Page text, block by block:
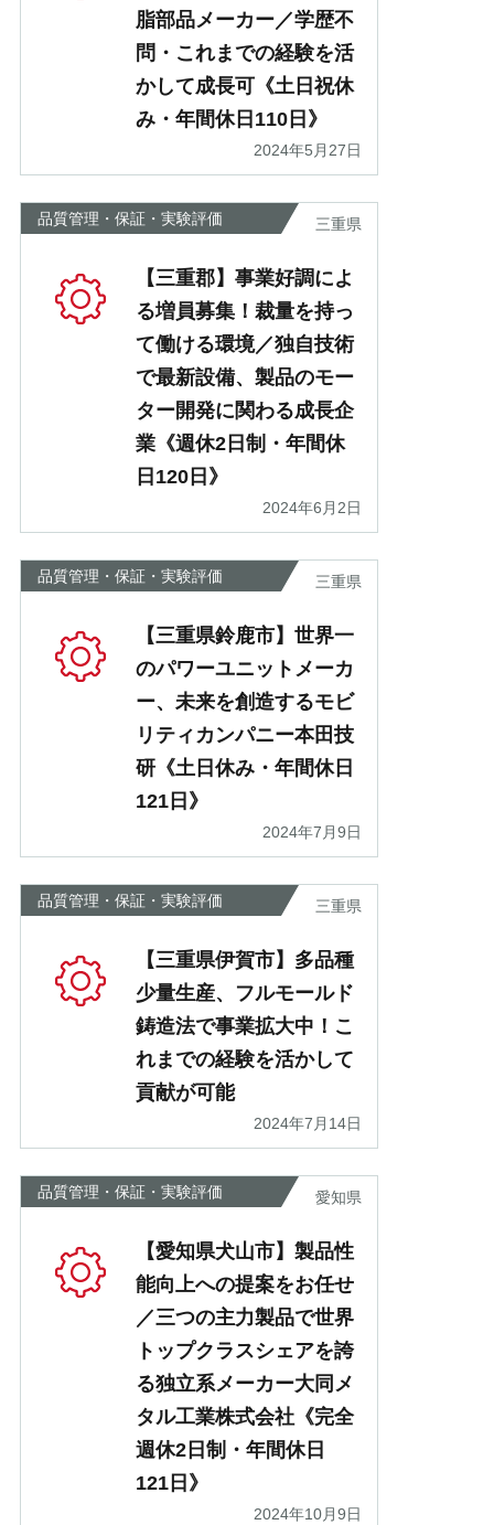
脂部品メーカー／学歴不
問・これまでの経験を活
かして成長可《土日祝休
み・年間休日110日》
2024年5月27日
品質管理・保証・実験評価 三重県
【三重郡】事業好調によ
る増員募集！裁量を持っ
て働ける環境／独自技術
で最新設備、製品のモー
ター開発に関わる成長企
業《週休2日制・年間休
日120日》
2024年6月2日
品質管理・保証・実験評価 三重県
【三重県鈴鹿市】世界一
のパワーユニットメーカ
ー、未来を創造するモビ
リティカンパニー本田技
研《土日休み・年間休日
121日》
2024年7月9日
品質管理・保証・実験評価 三重県
【三重県伊賀市】多品種
少量生産、フルモールド
鋳造法で事業拡大中！こ
れまでの経験を活かして
貢献が可能
2024年7月14日
品質管理・保証・実験評価 愛知県
【愛知県犬山市】製品性
能向上への提案をお任せ
／三つの主力製品で世界
トップクラスシェアを誇
る独立系メーカー大同メ
タル工業株式会社《完全
週休2日制・年間休日
121日》
2024年10月9日